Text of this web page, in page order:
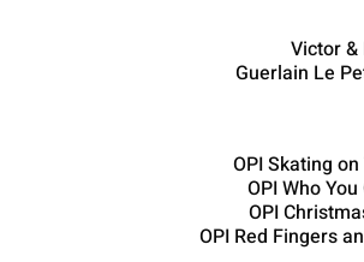
Victor &
Guerlain Le
OPI Skating
OPI Who You
OPI
OPI Red Fingers